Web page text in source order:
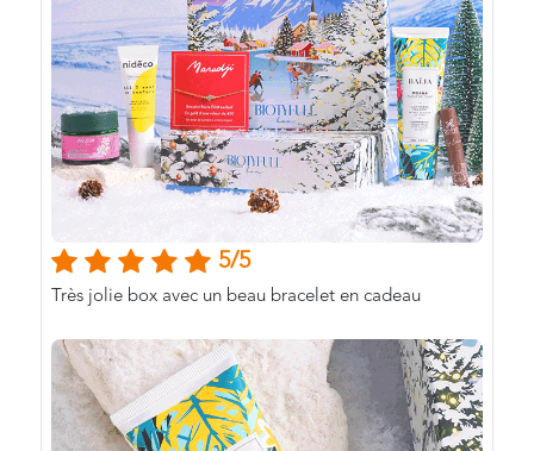
5/5
Très jolie box avec un beau bracelet en cadeau